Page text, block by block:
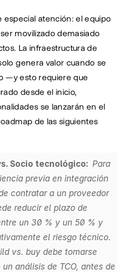
especial atención: el equipo
movilizado demasiado
La infraestructura de
genera valor cuando se
—y esto requiere que
desde el inicio,
se lanzarán en el
de las siguientes
Socio tecnológico: Para
previa en integración
contratar a un proveedor
reducir el plazo de
un 30 % y un 50 % y
el riesgo técnico.
vs. buy debe tomarse
análisis de TCO, antes de